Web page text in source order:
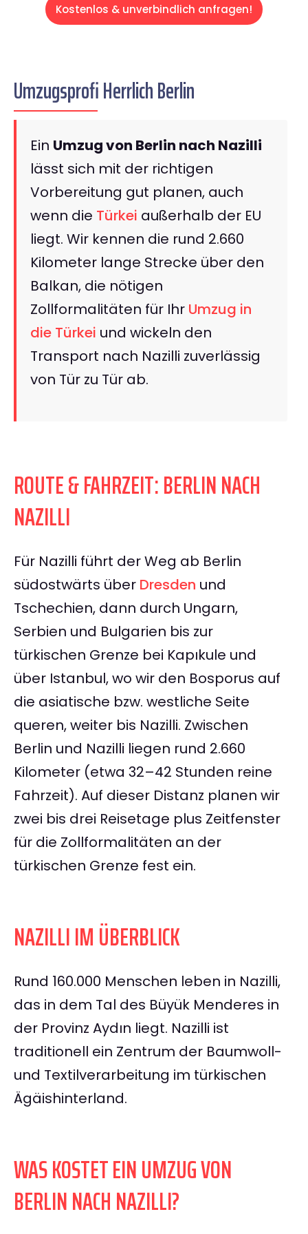
Kostenlos & unverbindlich anfragen!
Umzugsprofi Herrlich Berlin
Ein Umzug von Berlin nach Nazilli
lässt sich mit der richtigen
Vorbereitung gut planen, auch
wenn die Türkei außerhalb der EU
liegt. Wir kennen die rund 2.660
Kilometer lange Strecke über den
Balkan, die nötigen
Zollformalitäten für Ihr Umzug in
die Türkei und wickeln den
Transport nach Nazilli zuverlässig
von Tür zu Tür ab.
ROUTE & FAHRZEIT: BERLIN NACH
NAZILLI
Für Nazilli führt der Weg ab Berlin
südostwärts über Dresden und
Tschechien, dann durch Ungarn,
Serbien und Bulgarien bis zur
türkischen Grenze bei Kapıkule und
über Istanbul, wo wir den Bosporus auf
die asiatische bzw. westliche Seite
queren, weiter bis Nazilli. Zwischen
Berlin und Nazilli liegen rund 2.660
Kilometer (etwa 32–42 Stunden reine
Fahrzeit). Auf dieser Distanz planen wir
zwei bis drei Reisetage plus Zeitfenster
für die Zollformalitäten an der
türkischen Grenze fest ein.
NAZILLI IM ÜBERBLICK
Rund 160.000 Menschen leben in Nazilli,
das in dem Tal des Büyük Menderes in
der Provinz Aydın liegt. Nazilli ist
traditionell ein Zentrum der Baumwoll-
und Textilverarbeitung im türkischen
Ägäishinterland.
WAS KOSTET EIN UMZUG VON
BERLIN NACH NAZILLI?